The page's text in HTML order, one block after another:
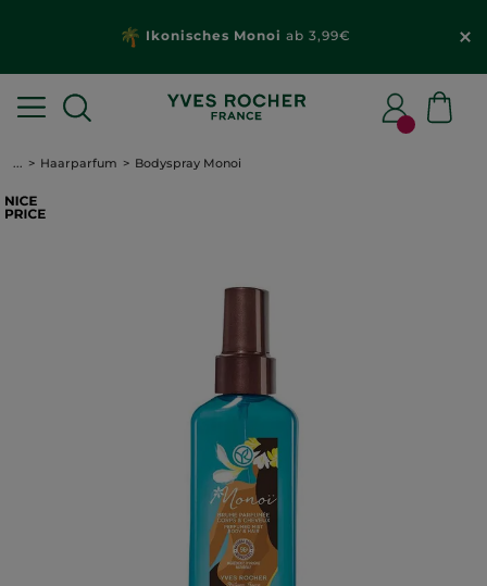
Ikonisches Monoi ab 3,99€
... Haarparfum Bodyspray Monoi